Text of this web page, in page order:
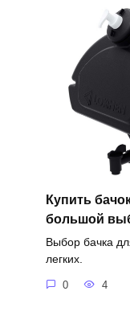
Купить
большой
Выбор бачка
легких.
0 4